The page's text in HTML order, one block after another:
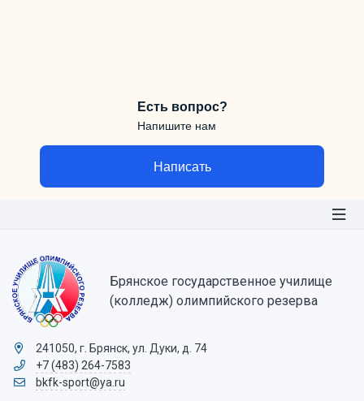
Есть вопрос?
Напишите нам
Написать
Брянское государственное училище
(колледж) олимпийского резерва
241050, г. Брянск, ул. Дуки, д. 74
+7 (483) 264-7583
bkfk-sport@ya.ru